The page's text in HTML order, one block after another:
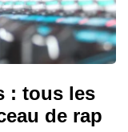
: tous les
de rap